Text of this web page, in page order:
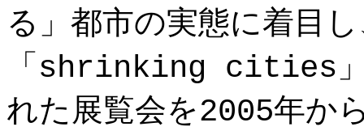
る」都市の実態に着目
「shrinking cities」
れた展覧会を2005年か